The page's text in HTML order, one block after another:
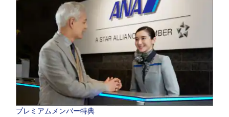
プレミアムメンバー特典